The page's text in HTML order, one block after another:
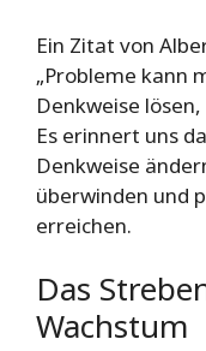
Ein Zitat von
„Probleme kann
Denkweise
Es erinnert uns
Denkweise
überwinden und
erreichen.
Das
Wachstum